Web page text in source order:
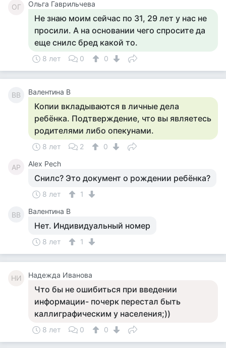
ОГ Ольга Гаврильчева
Не знаю моим сейчас по 31, 29 лет у нас не
просили. А на основании чего спросите да
еще снилс бред какой то.
8 лет 0 0
ВВ Валентина В
Копии вкладываются в личные дела
ребёнка. Подтверждение, что вы являетесь
родителями либо опекунами.
8 лет 2 0
AP Alex Pech
Снилс? Это документ о рождении ребёнка?
8 лет 1
ВВ Валентина В
Нет. Индивидуальный номер
8 лет 1
НИ Надежда Иванова
Что бы не ошибиться при введении
информации- почерк перестал быть
каллиграфическим у населения;))
8 лет 0 0